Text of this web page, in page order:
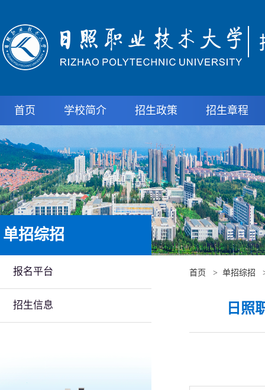
首页 学校简介 招生政策 招生章程
单招综招
报名平台
招生信息
首页 > 单招综招
日照